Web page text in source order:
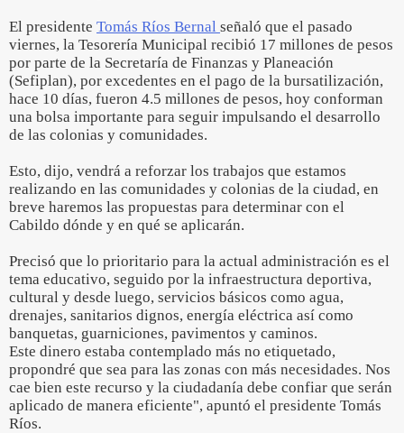
El presidente Tomás Ríos Bernal señaló que el pasado
viernes, la Tesorería Municipal recibió 17 millones de pesos
por parte de la Secretaría de Finanzas y Planeación
(Sefiplan), por excedentes en el pago de la bursatilización,
hace 10 días, fueron 4.5 millones de pesos, hoy conforman
una bolsa importante para seguir impulsando el desarrollo
de las colonias y comunidades.
Esto, dijo, vendrá a reforzar los trabajos que estamos
realizando en las comunidades y colonias de la ciudad, en
breve haremos las propuestas para determinar con el
Cabildo dónde y en qué se aplicarán.
Precisó que lo prioritario para la actual administración es el
tema educativo, seguido por la infraestructura deportiva,
cultural y desde luego, servicios básicos como agua,
drenajes, sanitarios dignos, energía eléctrica así como
banquetas, guarniciones, pavimentos y caminos.
Este dinero estaba contemplado más no etiquetado,
propondré que sea para las zonas con más necesidades. Nos
cae bien este recurso y la ciudadanía debe confiar que serán
aplicado de manera eficiente", apuntó el presidente Tomás
Ríos.